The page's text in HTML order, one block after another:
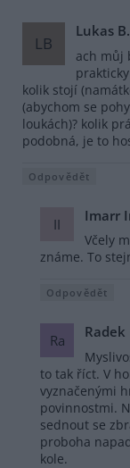
LB
Lukas B.
ach můj
kolik stojí
(abychom se
loukách)? kolik
podobná, je to
Odpovědět
II Imarr
Včely
známe. To
Odpovědět
Ra Radek
to tak říct. V
vyznačenými
povinnostmi.
sednout se
proboha
kole.